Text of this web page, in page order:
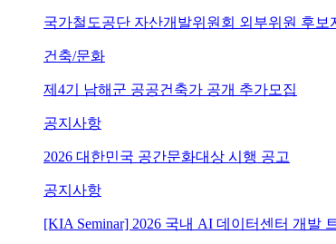
국가철도공단 자산개발위원회 외부위원 후보
건축/문화
제4기 남해군 공공건축가 공개 추가모집
공지사항
2026 대한민국 공간문화대상 시행 공고
공지사항
[KIA Seminar] 2026 국내 AI 데이터센터 개발